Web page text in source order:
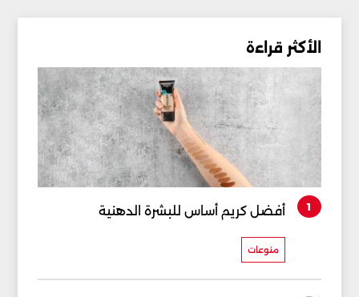
الأكثر قراءة
1 أفضل كريم أساس للبشرة الدهنية
منوعات